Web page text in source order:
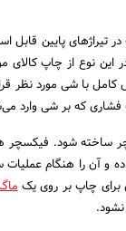
تیراژهای پایین
نوع از چاپ
با شی مورد نظر
که بر شی وارد
ساخته شود.
و آن را هنگام
برای چاپ بر روی یک